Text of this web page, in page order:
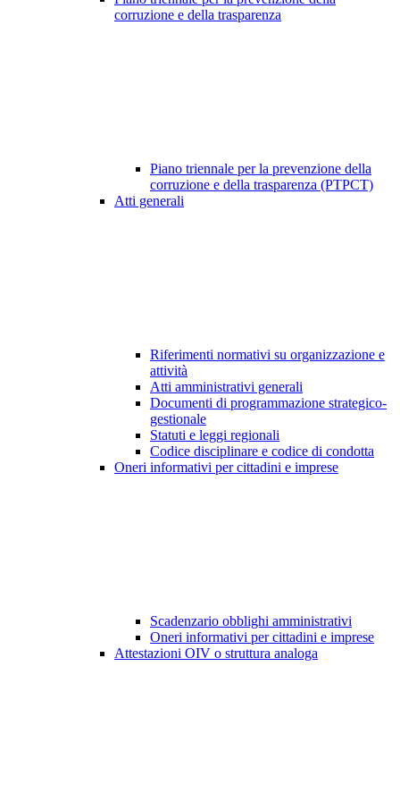
corruzione e della trasparenza
Piano triennale per la prevenzione della
corruzione e della trasparenza (PTPCT)
Atti generali
Riferimenti normativi su organizzazione e
attività
Atti amministrativi generali
Documenti di programmazione strategico-
gestionale
Statuti e leggi regionali
Codice disciplinare e codice di condotta
Oneri informativi per cittadini e imprese
Scadenzario obblighi amministrativi
Oneri informativi per cittadini e imprese
Attestazioni OIV o struttura analoga